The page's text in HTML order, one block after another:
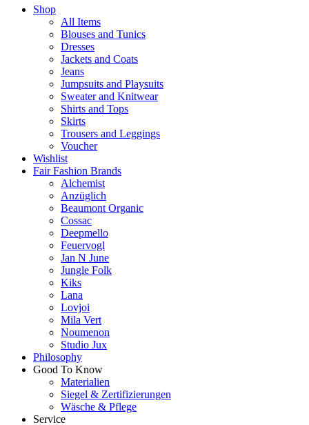
Shop
All Items
Blouses and Tunics
Dresses
Jackets and Coats
Jeans
Jumpsuits and Playsuits
Sweater and Knitwear
Shirts and Tops
Skirts
Trousers and Leggings
Voucher
Wishlist
Fair Fashion Brands
Alchemist
Anzüglich
Beaumont Organic
Cossac
Deepmello
Feuervogl
Jan N June
Jungle Folk
Kiks
Lana
Lovjoi
Mila Vert
Noumenon
Studio Jux
Philosophy
Good To Know
Materialien
Siegel & Zertifizierungen
Wäsche & Pflege
Service